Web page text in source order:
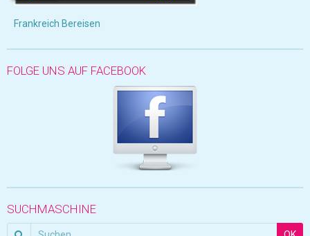
Frankreich Bereisen
FOLGE UNS AUF FACEBOOK
SUCHMASCHINE